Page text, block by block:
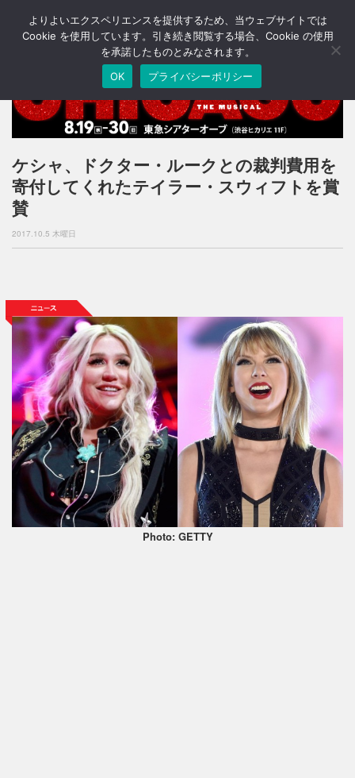
T
o
n
v
i
g
a
n
ケシャ、ドクター・ルークとの裁判費用を
寄付してくれたテイラー・スウィフトを賞
賛
2017.10.5 木曜日
Photo: GETTY
よりよいエクスペリエンスを提供するため、当ウェブサイトでは
Cookie を使用しています。引き続き閲覧する場合、Cookie の使用
を承諾したものとみなされます。
OK
プライバシーポリシー